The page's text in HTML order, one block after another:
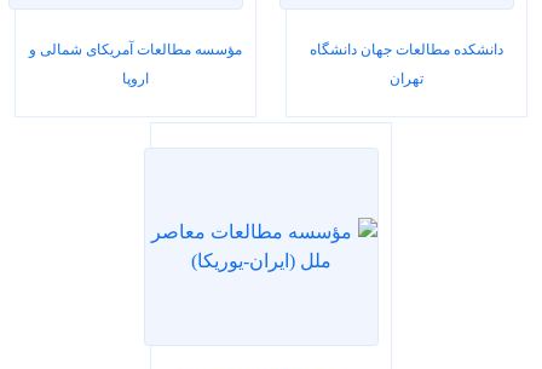
دانشکده مطالعات جهان دانشگاه
تهران
مؤسسه مطالعات آمریکای شمالی و
اروپا